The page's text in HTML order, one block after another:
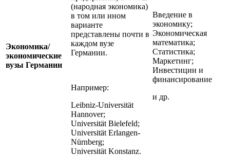
Экономика/
экономические
вузы Германии
(народная экономика)
в том или ином
варианте
представлены почти в
каждом вузе
Германии.
Например:
Leibniz-Universität
Hannover;
Universität Bielefeld;
Universität Erlangen-
Nürnberg;
Universität Konstanz.
Введение в
экономику;
Экономическая
математика;
Статистика;
Маркетинг;
Инвестиции и
финансирование
и др.